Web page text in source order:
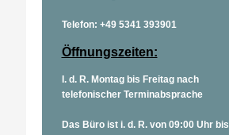
Telefon: +49 5341 393901
Öffnungszeiten:
I. d. R. Montag bis Freitag nach
telefonischer Terminabsprache
Das Büro ist i. d. R. von 09:00 Uhr bis